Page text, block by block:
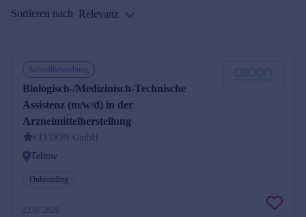
Sortieren nach Relevanz
Schnellbewerbung
Biologisch-/Medizinisch-Technische
Assistenz (m/w/d) in der
Arzneimittelherstellung
CO.DON GmbH
Teltow
Onboarding
23.07.2026